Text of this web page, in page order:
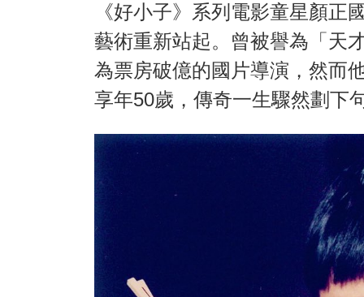
《好小子》系列電影童星顏正
藝術重新站起。曾被譽為「天
為票房破億的國片導演，然而
享年50歲，傳奇一生驟然劃下